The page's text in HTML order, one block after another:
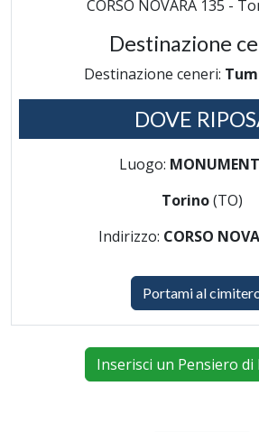
CORSO NOVARA 135 -
Destinazione
Destinazione ceneri:
DOVE
Luogo:
Torino(TO)
Indirizzo: CORSO
Portami al
Inserisci un Pensiero di